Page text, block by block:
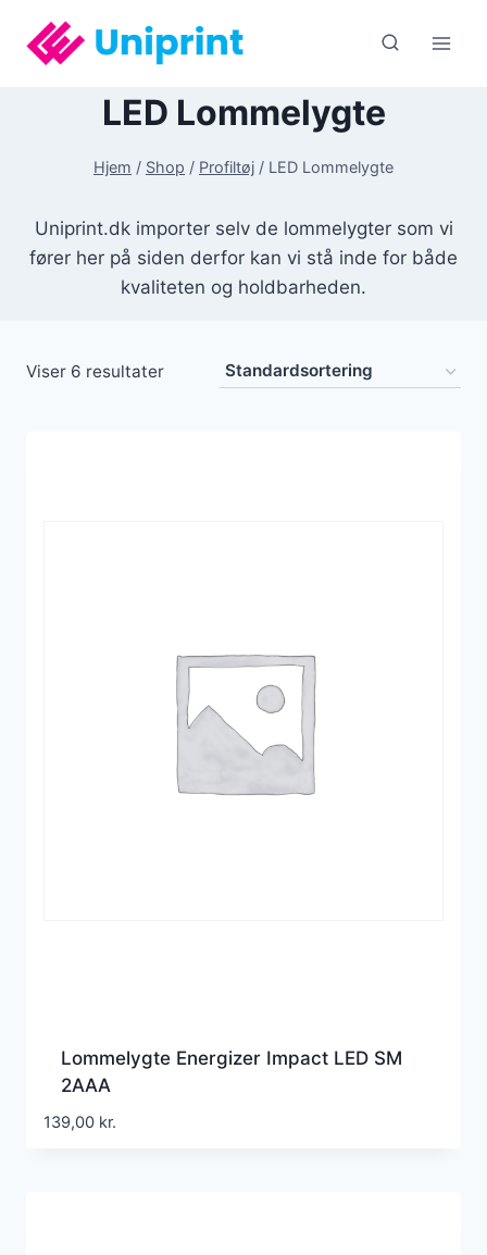
indhold
LED Lommelygte
Hjem / Shop / Profiltøj / LED Lommelygte
Uniprint.dk importer selv de lommelygter som vi
fører her på siden derfor kan vi stå inde for både
kvaliteten og holdbarheden.
Viser 6 resultater
Lommelygte Energizer Impact LED SM
2AAA
139,00 kr.